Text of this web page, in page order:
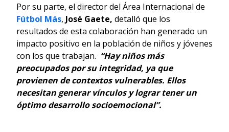
Por su parte, el director del Área Internacional de
Fútbol Más, José Gaete, detalló que los
resultados de esta colaboración han generado un
impacto positivo en la población de niños y jóvenes
con los que trabajan. “Hay niños más
preocupados por su integridad, ya que
provienen de contextos vulnerables. Ellos
necesitan generar vínculos y lograr tener un
óptimo desarrollo socioemocional”.